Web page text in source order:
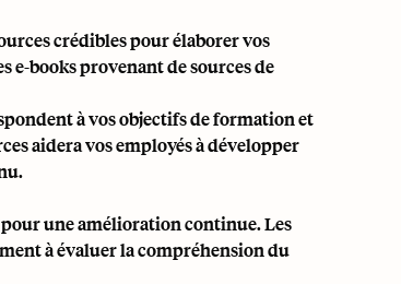
crédibles pour élaborer vos
e-books provenant de sources de
à vos objectifs de formation et
aidera vos employés à développer
pour une amélioration continue. Les
à évaluer la compréhension du